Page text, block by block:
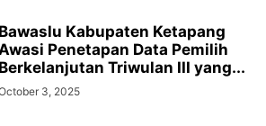
Bawaslu Kabupaten Ketapang
Penetapan Data Pemilih
Berkelanjutan Triwulan III yang...
3, 2025